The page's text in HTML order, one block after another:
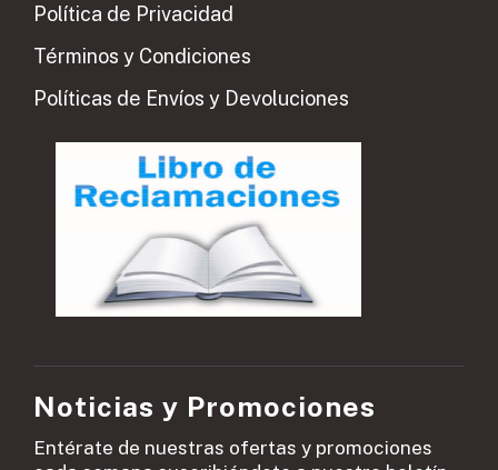
Política de Privacidad
Términos y Condiciones
Políticas de Envíos y Devoluciones
Noticias y Promociones
Entérate de nuestras ofertas y promociones